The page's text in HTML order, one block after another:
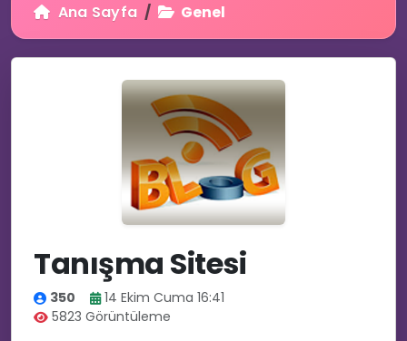
Ana Sayfa Genel
Tanışma Sitesi
350
14 Ekim Cuma 16:41
5823 Görüntüleme